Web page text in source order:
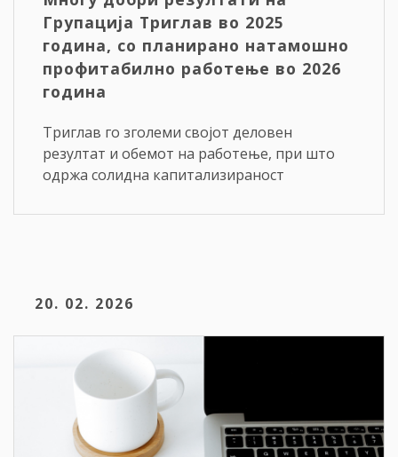
Групација Триглав во 2025
година, со планирано натамошно
профитабилно работење во 2026
година
Триглав го зголеми својот деловен
резултат и обемот на работење, при што
одржа солидна капитализираност
20. 02. 2026